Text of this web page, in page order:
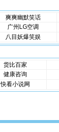
爽爽幽默笑话
广州LG空调
八目妖爆笑娱
货比百家
健康咨询
快看小说网